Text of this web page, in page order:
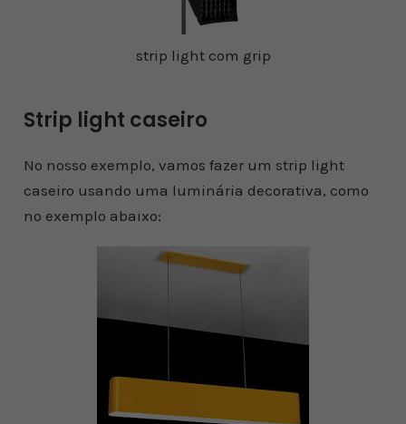
strip light com grip
Strip light caseiro
No nosso exemplo, vamos fazer um strip light
caseiro usando uma luminária decorativa, como
no exemplo abaixo: